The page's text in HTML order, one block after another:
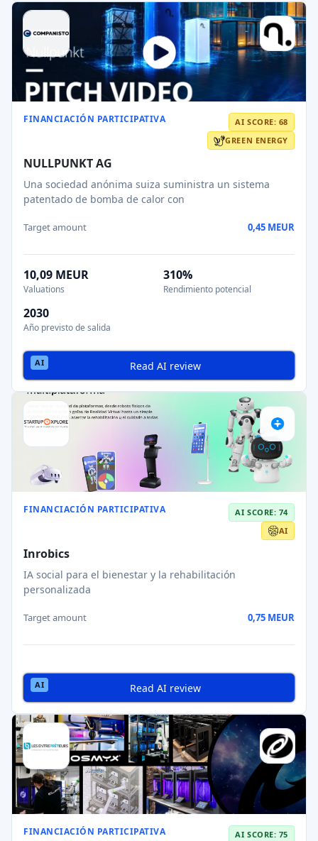
FINANCIACIÓN PARTICIPATIVA
AI SCORE: 68
GREEN ENERGY
NULLPUNKT AG
Una sociedad anónima suiza suministra un sistema
patentado de bomba de calor con
Target amount 0,45 MEUR
10,09 MEUR
Valuations
310%
Rendimiento potencial
2030
Año previsto de salida
Read AI review
FINANCIACIÓN PARTICIPATIVA
AI SCORE: 74
AI
Inrobics
IA social para el bienestar y la rehabilitación
personalizada
Target amount 0,75 MEUR
Read AI review
FINANCIACIÓN PARTICIPATIVA AI SCORE: 75